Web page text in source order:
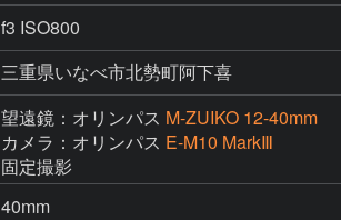
f3 ISO800
三重県いなべ市北勢町阿下喜
望遠鏡：オリンパス M-ZUIKO 12-40mm
カメラ：オリンパス E-M10 MarkⅢ
固定撮影
40mm